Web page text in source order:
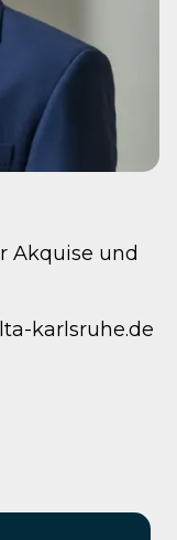
Akquise und
karlsruhe.de